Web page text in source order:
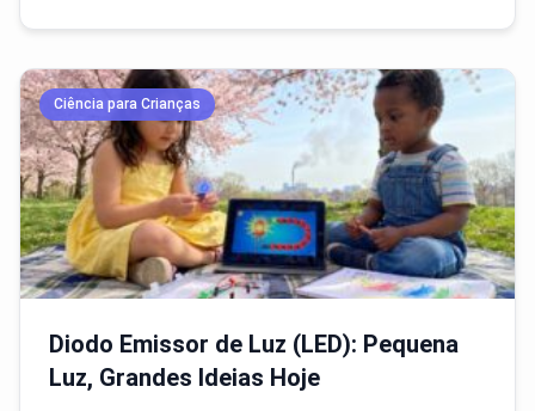
Ciência para Crianças
Diodo Emissor de Luz (LED): Pequena
Luz, Grandes Ideias Hoje